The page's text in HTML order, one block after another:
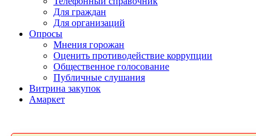
Для граждан
Для организаций
Опросы
Мнения горожан
Оценить противодействие коррупции
Общественное голосование
Публичные слушания
Витрина закупок
Амаркет